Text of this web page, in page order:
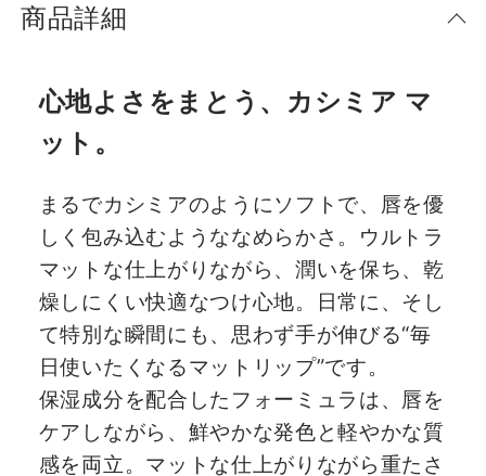
商品詳細
心地よさをまとう、カシミア マ
ット。
まるでカシミアのようにソフトで、唇を優
しく包み込むようななめらかさ。ウルトラ
マットな仕上がりながら、潤いを保ち、乾
燥しにくい快適なつけ心地。日常に、そし
て特別な瞬間にも、思わず手が伸びる“毎
日使いたくなるマットリップ”です。
保湿成分を配合したフォーミュラは、唇を
ケアしながら、鮮やかな発色と軽やかな質
感を両立。マットな仕上がりながら重たさ